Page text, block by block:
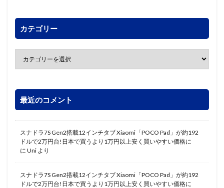
カテゴリー
最近のコメント
スナドラ7S Gen2搭載12インチタブ Xiaomi「POCO Pad」が約192
ドルで2万円台!日本で買うより1万円以上安く買いやすい価格に
に Uni より
スナドラ7S Gen2搭載12インチタブ Xiaomi「POCO Pad」が約192
ドルで2万円台!日本で買うより1万円以上安く買いやすい価格に